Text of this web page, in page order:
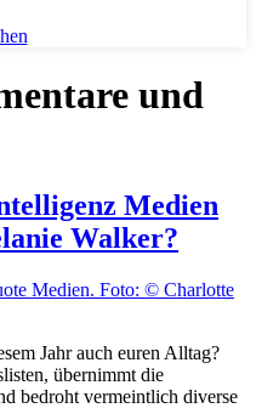
und
Medien
Walker?
Jahr auch euren Alltag?
übernimmt die
bedroht vermeintlich diverse